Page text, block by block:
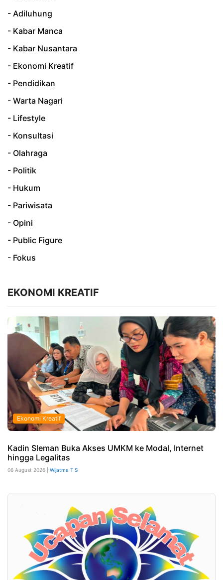
- Adiluhung
- Kabar Manca
- Kabar Nusantara
- Ekonomi Kreatif
- Pendidikan
- Warta Nagari
- Lifestyle
- Konsultasi
- Olahraga
- Politik
- Hukum
- Pariwisata
- Opini
- Public Figure
- Fokus
EKONOMI KREATIF
Ekonomi Kreatif
Kadin Sleman Buka Akses UMKM ke Modal, Internet
hingga Legalitas
06 August 2026 | Wijatma T S